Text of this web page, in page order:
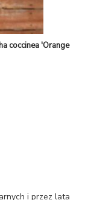
coccinea 'Orange
i przez lata